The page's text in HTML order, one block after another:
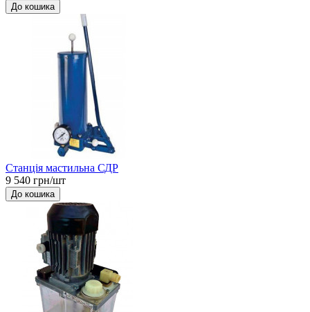
До кошика
Станція мастильна СДР
9 540 грн/шт
До кошика